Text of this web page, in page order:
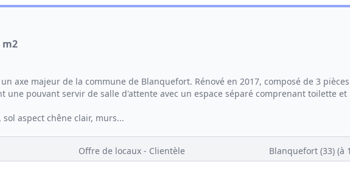
axe majeur de la commune de Blanquefort. Rénové en 2017, composé de 3 pièces
une pouvant servir de salle d'attente avec un espace séparé comprenant toilette et
aspect chêne clair, murs...
Offre de locaux - Clientèle Blanquefort (33)(à